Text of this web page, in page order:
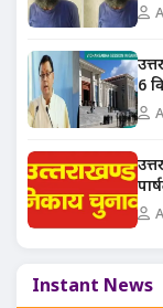
6
Instant News